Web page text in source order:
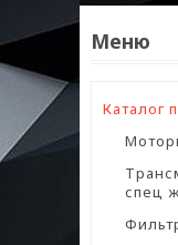
Каталог
спец